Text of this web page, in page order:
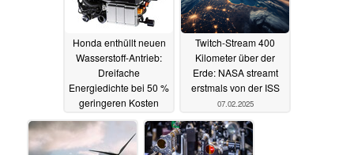
Honda enthüllt neuen
Wasserstoff-Antrieb:
Dreifache
Energiedichte bei 50 %
geringeren Kosten
23.02.2025
Twitch-Stream 400
Kilometer über der
Erde: NASA streamt
erstmals von der ISS
07.02.2025